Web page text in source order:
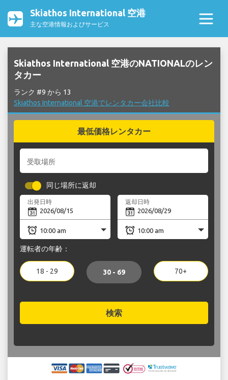
Skiathos International 空港
主な空港情報およびサービス
Skiathos International 空港のNATIONALのレン
タカー
ランク #9 から 13
Skiathos International 空港でレンタカー会社比較
最低価格レンタカー
受取場所
同じ場所に返却
出発日時 返却日時
運転者の年齢：
18 - 29 30 - 69 70+
検索